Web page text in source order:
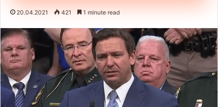
20.04.2021 421 1 minute read